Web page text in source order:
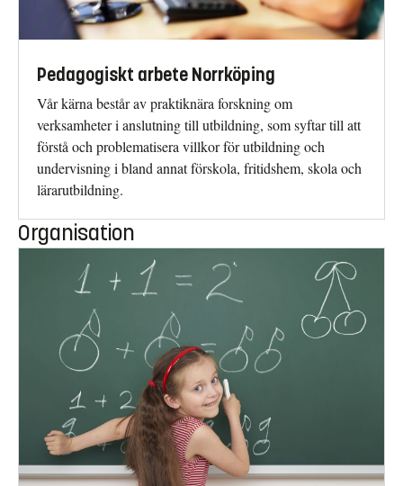
Pedagogiskt arbete Norrköping
Vår kärna består av praktiknära forskning om
verksamheter i anslutning till utbildning, som syftar till att
förstå och problematisera villkor för utbildning och
undervisning i bland annat förskola, fritidshem, skola och
lärarutbildning.
Organisation